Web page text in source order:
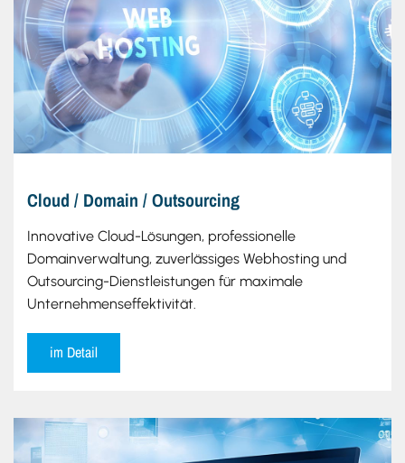
Cloud / Domain / Outsourcing
Innovative Cloud-Lösungen, professionelle
Domainverwaltung, zuverlässiges Webhosting und
Outsourcing-Dienstleistungen für maximale
Unternehmenseffektivität.
im Detail